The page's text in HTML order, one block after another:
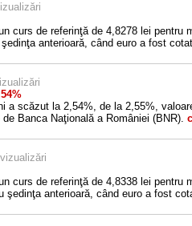
curs de referinţă de 4,8278 lei pentru
anterioară, când euro a fost
a scăzut la 2,54%, de la 2,55%,
Banca Naţională a României (BNR).
curs de referinţă de 4,8338 lei pentru
şedinţa anterioară, când euro a fost